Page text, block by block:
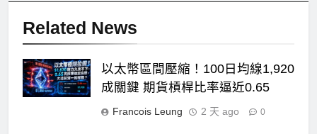
Related News
以太幣區間壓縮！100日均線1,920
成關鍵 期貨槓桿比率逼近0.65
Francois Leung 2 天 ago 0